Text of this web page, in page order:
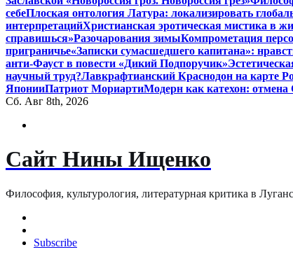
себеПлоская онтология Латура: локализировать
интерпретацийХристианская эротическая мистика в
справишься»Разочарования зимыКомпрометация
приграничье«Записки сумасшедшего капитана»:
анти-Фауст в повести «Дикий Подпоручик»
научный труд?Лавкрафтианский Краснодон на карте
ЯпонииПатриот МориартиМодерн как катехон:
Сб. Авг 8th, 2026
Сайт Нины Ищенко
Философия, культурология, литературная критика в
Subscribe